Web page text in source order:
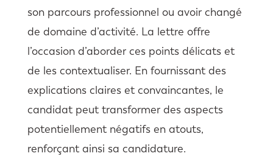
son parcours professionnel ou avoir changé
de domaine d’activité. La lettre offre
l’occasion d’aborder ces points délicats et
de les contextualiser. En fournissant des
explications claires et convaincantes, le
candidat peut transformer des aspects
potentiellement négatifs en atouts,
renforçant ainsi sa candidature.